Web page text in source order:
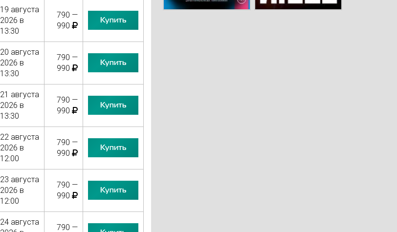
19 августа
2026 в
13:30
790 —
990
Купить
20 августа
2026 в
13:30
790 —
990
Купить
21 августа
2026 в
13:30
790 —
990
Купить
22 августа
2026 в
12:00
790 —
990
Купить
23 августа
2026 в
12:00
790 —
990
Купить
24 августа
790 —